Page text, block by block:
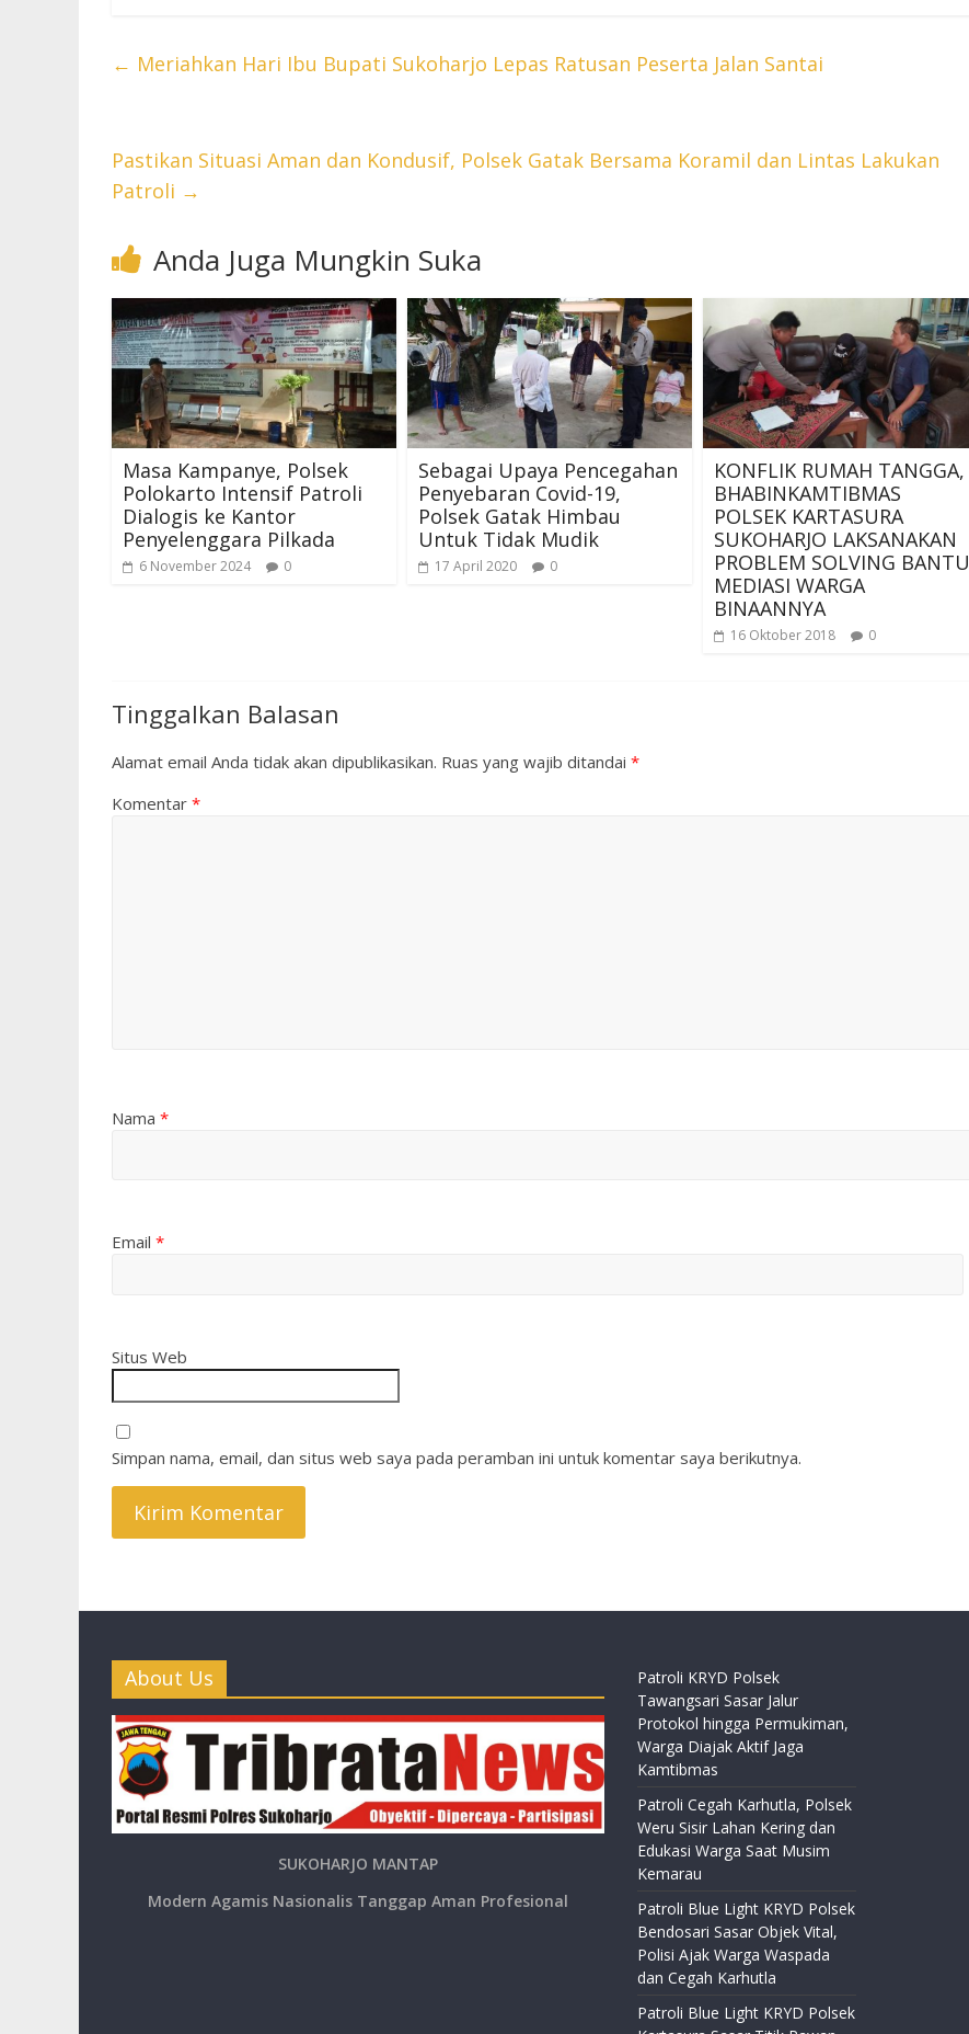
← Meriahkan Hari Ibu Bupati Sukoharjo Lepas Ratusan Peserta Jalan Santai
Pastikan Situasi Aman dan Kondusif, Polsek Gatak Bersama Koramil dan Lintas Lakukan
Patroli →
Anda Juga Mungkin Suka
Masa Kampanye, Polsek
Polokarto Intensif Patroli
Dialogis ke Kantor
Penyelenggara Pilkada
6 November 2024 0
Sebagai Upaya Pencegahan
Penyebaran Covid-19,
Polsek Gatak Himbau
Untuk Tidak Mudik
17 April 2020 0
KONFLIK RUMAH TANGGA,
BHABINKAMTIBMAS
POLSEK KARTASURA
SUKOHARJO LAKSANAKAN
PROBLEM SOLVING BANTU
MEDIASI WARGA
BINAANNYA
16 Oktober 2018 0
Tinggalkan Balasan
Alamat email Anda tidak akan dipublikasikan. Ruas yang wajib ditandai *
Komentar *
Nama *
Email *
Situs Web
Simpan nama, email, dan situs web saya pada peramban ini untuk komentar saya berikutnya.
About Us
SUKOHARJO MANTAP
Modern Agamis Nasionalis Tanggap Aman Profesional
Patroli KRYD Polsek
Tawangsari Sasar Jalur
Protokol hingga Permukiman,
Warga Diajak Aktif Jaga
Kamtibmas
Patroli Cegah Karhutla, Polsek
Weru Sisir Lahan Kering dan
Edukasi Warga Saat Musim
Kemarau
Patroli Blue Light KRYD Polsek
Bendosari Sasar Objek Vital,
Polisi Ajak Warga Waspada
dan Cegah Karhutla
Patroli Blue Light KRYD Polsek